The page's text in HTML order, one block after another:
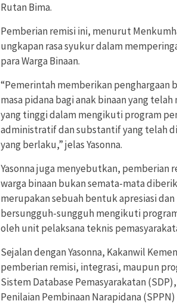
Rutan Bima.
Pemberian remisi ini, menurut
ungkapan rasa syukur dalam
para Warga Binaan.
“Pemerintah memberikan penghargaan
masa pidana bagi anak binaan yang
yang tinggi dalam mengikuti program
administratif dan substantif yang telah
yang berlaku,” jelas Yasonna.
Yasonna juga menyebutkan, pemberian
warga binaan bukan semata-mata
merupakan sebuah bentuk apresiasi
bersungguh-sungguh mengikuti
oleh unit pelaksana teknis
Sejalan dengan Yasonna, Kakanwil
pemberian remisi, integrasi, maupun
Sistem Database Pemasyarakatan
Penilaian Pembinaan Narapidana